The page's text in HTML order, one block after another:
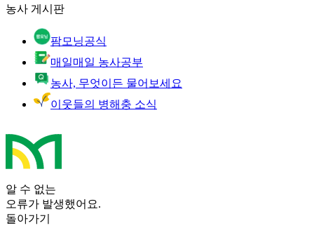
농사 게시판
팜모닝공식
매일매일 농사공부
농사, 무엇이든 물어보세요
이웃들의 병해충 소식
알 수 없는
오류가 발생했어요.
돌아가기